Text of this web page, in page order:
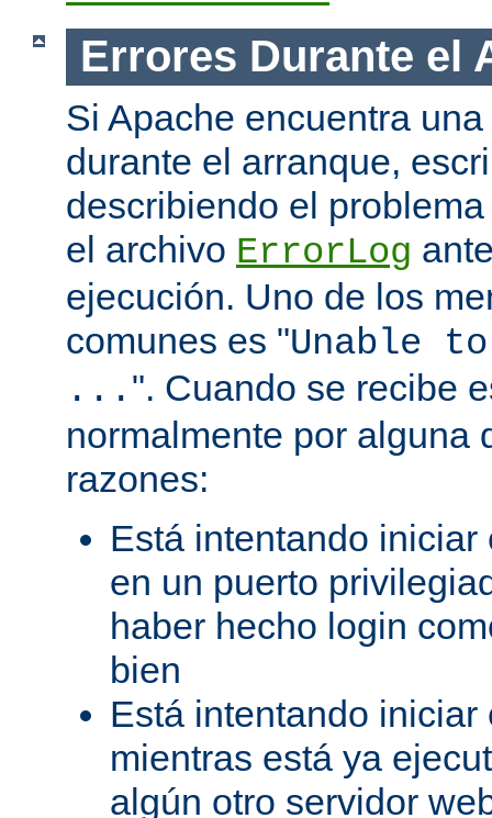
Errores Durante el
Si Apache encuentra
durante el arranque,
describiendo el
el archivo ErrorLog
ejecución. Uno de los
comunes es "Unable
... ". Cuando se recibe
normalmente por alguna
razones:
Está intentando
en un puerto
haber hecho login
bien
Está intentando
mientras está ya
algún otro servidor